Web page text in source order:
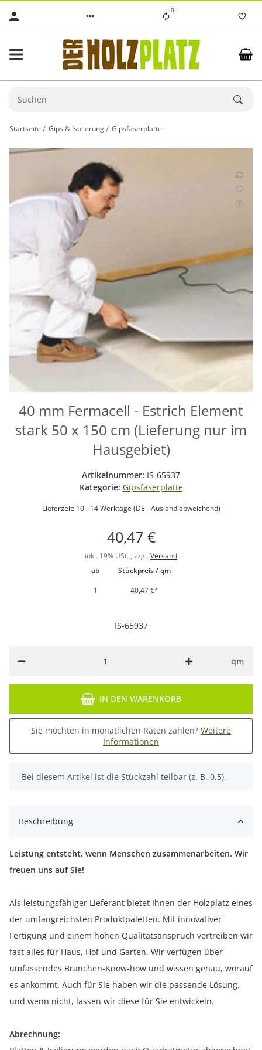
0
Startseite Gips & Isolierung Gipsfaserplatte
40 mm Fermacell - Estrich Element
stark 50 x 150 cm (Lieferung nur im
Hausgebiet)
Artikelnummer: IS-65937
Kategorie: Gipsfaserplatte
Lieferzeit: 10 - 14 Werktage (DE - Ausland abweichend)
40,47 €
inkl. 19% USt. , zzgl. Versand
ab
Stückpreis / qm
1
40,47 €*
IS-65937
qm
IN DEN WARENKORB
Sie möchten in monatlichen Raten zahlen? Weitere
Informationen
x
Bei diesem Artikel ist die Stückzahl teilbar (z. B. 0,5).
Beschreibung
Leistung entsteht, wenn Menschen zusammenarbeiten. Wir
freuen uns auf Sie!
Als leistungsfähiger Lieferant bietet Ihnen der Holzplatz eines
der umfangreichsten Produktpaletten. Mit innovativer
Fertigung und einem hohen Qualitätsanspruch vertreiben wir
fast alles für Haus, Hof und Garten. Wir verfügen über
umfassendes Branchen-Know-how und wissen genau, worauf
es ankommt. Auch für Sie haben wir die passende Lösung,
und wenn nicht, lassen wir diese für Sie entwickeln.
Abrechnung: